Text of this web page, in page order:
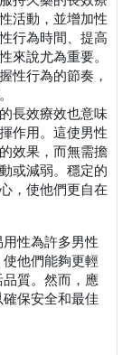
活動，並增加性
行為時間、提高
來說尤為重要。
性行為的節奏，
長效療效也意味
作用。這使男性
效果，而無需擔
或減弱。穩定的
，使他們更自在
性為許多男性
他們能夠更輕
質。然而，應
保安全和最佳